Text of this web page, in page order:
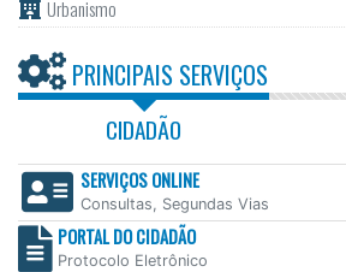
Urbanismo
PRINCIPAIS SERVIÇOS
CIDADÃO
SERVIÇOS ONLINE
Consultas, Segundas Vias
PORTAL DO CIDADÃO
Protocolo Eletrônico